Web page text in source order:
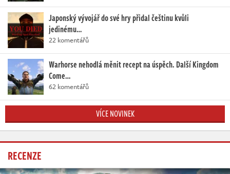
Japonský vývojář do své hry přidal češtinu kvůli
jedinému…
22 komentářů
Warhorse nehodlá měnit recept na úspěch. Další Kingdom
Come…
62 komentářů
VÍCE NOVINEK
RECENZE